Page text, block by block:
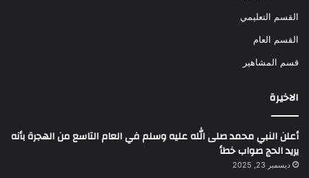
القسم التعليمي
القسم العام
قسم المشاهير
الاخيرة
أعلن النبي محمد صلى الله عليه وسلم في العام التاسع من الهجرة بأنه
يريد الحج صواب خطأ
ديسمبر 23, 2025